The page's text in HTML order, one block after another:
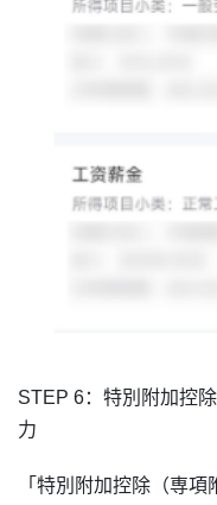
STEP 6：特別 附加控
力
「特別附加控除（専